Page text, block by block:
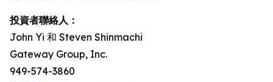
投資者聯絡人：
John Yi 和 Steven Shinmachi
Gateway Group, Inc.
949-574-3860